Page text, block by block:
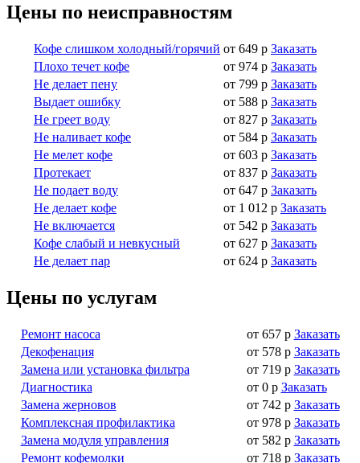
Цены по неисправностям
Кофе слишком холодный/горячий от 649 р Заказать
Плохо течет кофе
от 974 р Заказать
Не делает пену
от 799 р Заказать
Выдает ошибку
от 588 р Заказать
Не греет воду
от 827 р Заказать
Не наливает кофе
от 584 р Заказать
Не мелет кофе
от 603 р Заказать
Протекает
от 837 р Заказать
Не подает воду
от 647 р Заказать
Не делает кофе
от 1 012 р Заказать
Не включается
от 542 р Заказать
Кофе слабый и невкусный
от 627 р Заказать
Не делает пар
от 624 р Заказать
Цены по услугам
Ремонт насоса от 657 р Заказать
Декофенация
от 578 р Заказать
Замена или установка фильтра
от 719 р Заказать
Диагностика
от 0 р Заказать
Замена жерновов
от 742 р Заказать
Комплексная профилактика
от 978 р Заказать
Замена модуля управления
от 582 р Заказать
Ремонт кофемолки
от 718 р Заказать